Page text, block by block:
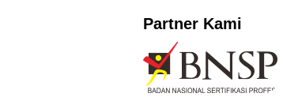
Partner Kami